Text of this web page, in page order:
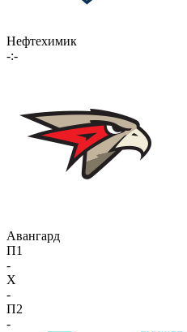
Нефтехимик
-:-
Авангард
П1
-
X
-
П2
-